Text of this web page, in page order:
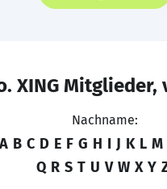
XING Mitglieder,
Nachname:
A B C D E F G H I J K L M
Q R S T U V W X Y